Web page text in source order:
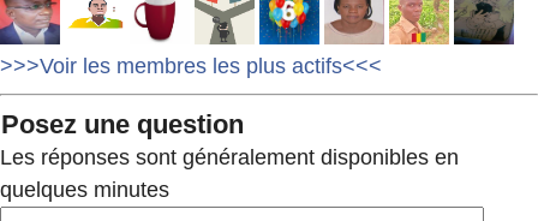
>>>Voir les membres les plus actifs<<<
Posez une question
Les réponses sont généralement disponibles en
quelques minutes